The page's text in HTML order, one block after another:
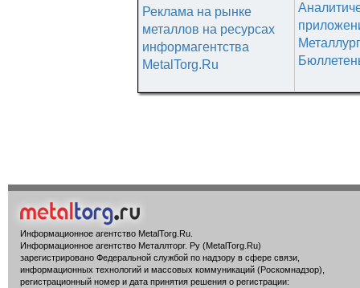
Реклама на рынке
металлов на ресурсах
информагентства
MetalTorg.Ru
Информационное агентство MetalTorg.Ru
Информационное агентство Металлторг. Ру (MetalTorg.Ru)
зарегистрировано Федеральной службой по надзору в сфере связи,
информационных технологий и массовых коммуникаций (Роскомнадзор),
регистрационный номер и дата принятия решения о регистрации: